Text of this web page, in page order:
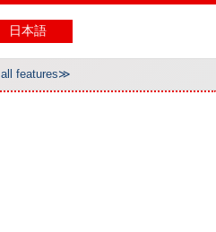
日本語
all features≫